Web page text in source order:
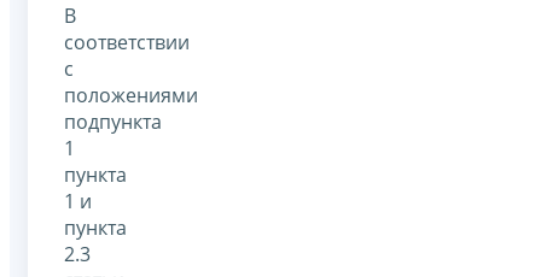
В
соответствии
с
положениями
подпункта
1
пункта
1 и
пункта
2.3